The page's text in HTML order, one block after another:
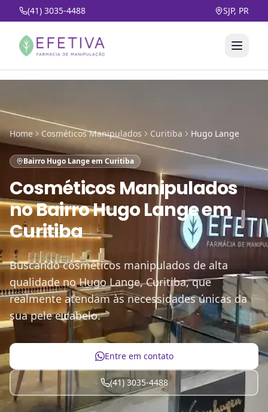
(41) 3035-4488 SJP, PR
Home Cosméticos Manipulados Curitiba Hugo Lange
Bairro Hugo Lange em Curitiba
Cosméticos Manipulados
noBairro Hugo Lange em
Curitiba
Buscando cosméticos manipulados de alta
qualidade no Hugo Lange, Curitiba, que
realmente atendam às necessidades únicas da
sua pele e cabelo.
Entre em contato
(41) 3035-4488